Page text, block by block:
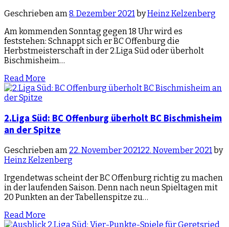
Geschrieben am8. Dezember 2021 byHeinz Kelzenberg
Am kommenden Sonntag gegen 18 Uhr wird es
feststehen: Schnappt sich er BC Offenburg die
Herbstmeisterschaft in der 2.Liga Süd oder überholt
Bischmisheim…
Read More
2.Liga Süd: BC Offenburg überholt BC Bischmisheim
an der Spitze
Geschrieben am 22. November 202122. November 2021 by
Heinz Kelzenberg
Irgendetwas scheint der BC Offenburg richtig zu machen
in der laufenden Saison. Denn nach neun Spieltagen mit
20 Punkten an der Tabellenspitze zu…
Read More